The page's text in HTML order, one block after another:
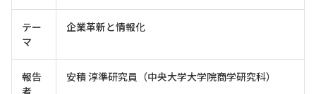
テー
マ
企業革新と情報化
報告
安積 淳準研究員（中央大学大学院商学研究科）